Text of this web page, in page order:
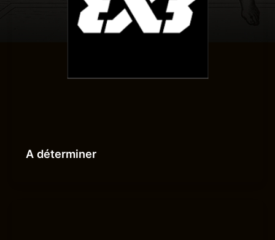
A déterminer